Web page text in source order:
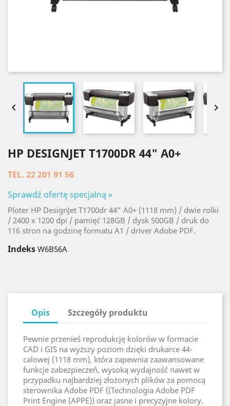
 
HP DESIGNJET T1700DR 44" A0+
TEL. 22 201 91 56
Sprawdź ofertę specjalną »
Ploter HP DesignJet T1700dr 44" A0+ (1118 mm) / dwie rolki
/ 2400 x 1200 dpi / pamięć 128GB / dysk 500GB / druk do
116 stron na godzinę formatu A1 / driver Adobe PDF.
Indeks W6B56A
Opis Szczegóły produktu
Pewnie przenieś reprodukcję kolorów w formacie
CAD i GIS na wyższy poziom dzięki drukarce 44-
calowej (1118 mm), która zapewnia zaawansowane
funkcje zabezpieczeń, wysoką wydajność nawet w
przypadku najbardziej złożonych plików za pomocą
sterownika Adobe PDF ((Technologia Adobe PDF
Print Engine (APPE)) oraz jasne i precyzyjne kolory.